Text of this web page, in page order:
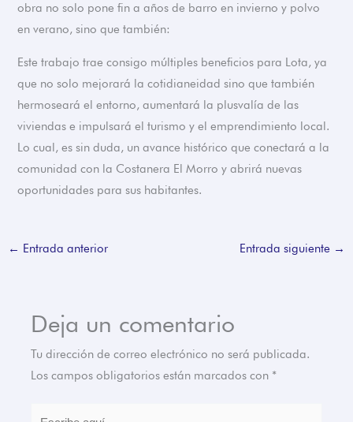
obra no solo pone fin a años de barro en invierno y polvo
en verano, sino que también:
Este trabajo trae consigo múltiples beneficios para Lota, ya
que no solo mejorará la cotidianeidad sino que también
hermoseará el entorno, aumentará la plusvalía de las
viviendas e impulsará el turismo y el emprendimiento local.
Lo cual, es sin duda, un avance histórico que conectará a la
comunidad con la Costanera El Morro y abrirá nuevas
oportunidades para sus habitantes.
← Entrada anterior Entrada siguiente →
Deja un comentario
Tu dirección de correo electrónico no será publicada.
Los campos obligatorios están marcados con *